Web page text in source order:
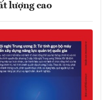
lượng cao